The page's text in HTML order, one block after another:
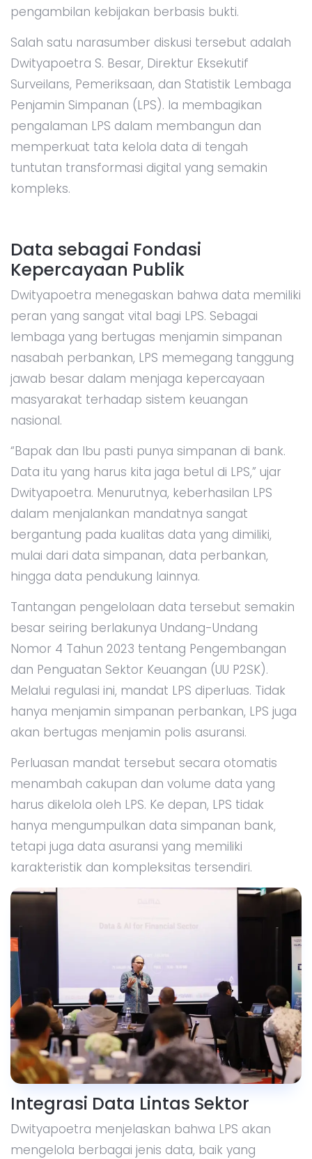
pengambilan kebijakan berbasis bukti.
Salah satu narasumber diskusi tersebut adalah
Dwityapoetra S. Besar, Direktur Eksekutif
Surveilans, Pemeriksaan, dan Statistik Lembaga
Penjamin Simpanan (LPS). Ia membagikan
pengalaman LPS dalam membangun dan
memperkuat tata kelola data di tengah
tuntutan transformasi digital yang semakin
kompleks.
Data sebagai Fondasi
Kepercayaan Publik
Dwityapoetra menegaskan bahwa data memiliki
peran yang sangat vital bagi LPS. Sebagai
lembaga yang bertugas menjamin simpanan
nasabah perbankan, LPS memegang tanggung
jawab besar dalam menjaga kepercayaan
masyarakat terhadap sistem keuangan
nasional.
“Bapak dan Ibu pasti punya simpanan di bank.
Data itu yang harus kita jaga betul di LPS,” ujar
Dwityapoetra. Menurutnya, keberhasilan LPS
dalam menjalankan mandatnya sangat
bergantung pada kualitas data yang dimiliki,
mulai dari data simpanan, data perbankan,
hingga data pendukung lainnya.
Tantangan pengelolaan data tersebut semakin
besar seiring berlakunya Undang-Undang
Nomor 4 Tahun 2023 tentang Pengembangan
dan Penguatan Sektor Keuangan (UU P2SK).
Melalui regulasi ini, mandat LPS diperluas. Tidak
hanya menjamin simpanan perbankan, LPS juga
akan bertugas menjamin polis asuransi.
Perluasan mandat tersebut secara otomatis
menambah cakupan dan volume data yang
harus dikelola oleh LPS. Ke depan, LPS tidak
hanya mengumpulkan data simpanan bank,
tetapi juga data asuransi yang memiliki
karakteristik dan kompleksitas tersendiri.
Integrasi Data Lintas Sektor
Dwityapoetra menjelaskan bahwa LPS akan
mengelola berbagai jenis data, baik yang